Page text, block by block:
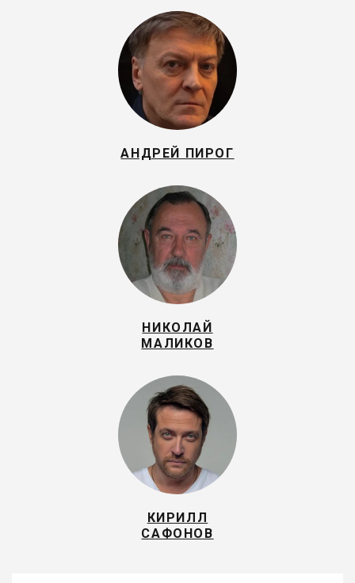
АНДРЕЙ ПИРОГ
НИКОЛАЙ
МАЛИКОВ
КИРИЛЛ
САФОНОВ